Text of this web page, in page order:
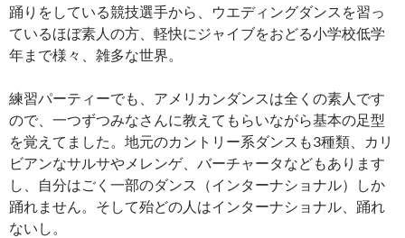
踊りをしている競技選手から、ウエディングダンスを習っ
ているほぼ素人の方、軽快にジャイブをおどる小学校低学
年まで様々、雑多な世界。
練習パーティーでも、アメリカンダンスは全くの素人です
ので、一つずつみなさんに教えてもらいながら基本の足型
を覚えてました。地元のカントリー系ダンスも3種類、カリ
ビアンなサルサやメレンゲ、バーチャータなどもあります
し、自分はごく一部のダンス（インターナショナル）しか
踊れません。そして殆どの人はインターナショナル、踊れ
ないし。